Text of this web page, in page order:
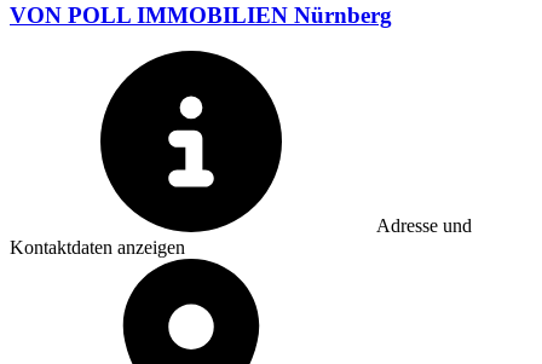
VON POLL IMMOBILIEN Nürnberg
Adresse und
Kontaktdaten anzeigen